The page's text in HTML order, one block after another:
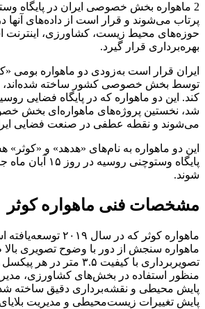
2 ماهواره بخش خصوصی ایران در پایگاه
پرتاب می‌شوند و قرار است از داده‌های آنها
حوزه‌های محیط زیست، کشاورزی، اینترنت
بهره‌برداری قرار گیرد.
ایران قرار است به‌زودی دو ماهواره بومی
توسط بخش خصوصی کشور ساخته شده‌اند،
کند. این دو ماهواره که در پایگاه فضایی
شد، نخستین پروژه‌های ماهواره‌ای بخش
می‌شوند و نقطه عطفی در صنعت فضایی
این دو ماهواره به نام‌های «هدهد» و «کوثر»
پایگاه وستوچنی
شوند.
مشخصات فنی ماهواره کوثر
ماهواره کوثر که در سال
ماهواره سنجش از دور با وضوح تصویری
تصویربرداری با کیفیت ۳.۵
منظور استفاده در بخش‌های کشاورزی،
پایش محیطی و نقشه‌برداری دقیق ساخته
پایش تغییرات زیست‌محیطی و مدیریت